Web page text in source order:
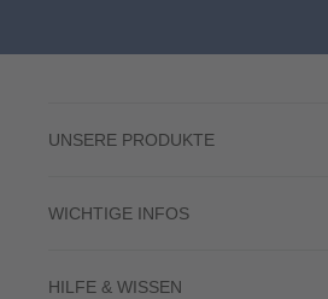
UNSERE PRODUKTE
WICHTIGE INFOS
HILFE & WISSEN